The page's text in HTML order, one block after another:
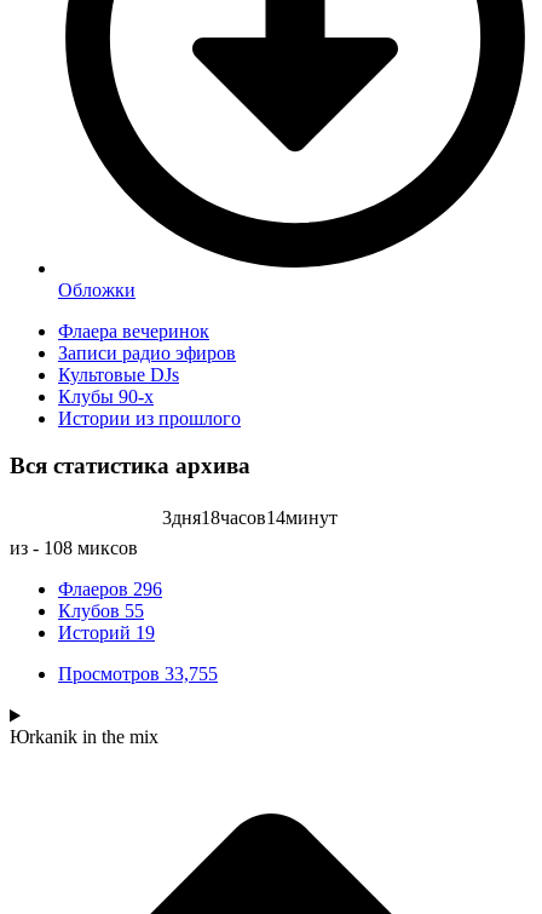
Обложки
Флаера вечеринок
Записи радио эфиров
Культовые DJs
Клубы 90-х
Истории из прошлого
Вся статистика архива
3дня18часов14минут
из - 108 миксов
Флаеров 296
Клубов 55
Историй 19
Просмотров 33,755
Юrkanik in the mix